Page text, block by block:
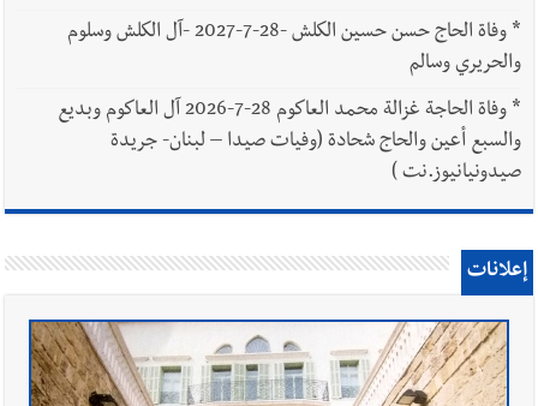
*
وفاة الحاج حسن حسين الكلش -28-7-2027 -آل الكلش وسلوم
والحريري وسالم
*
وفاة الحاجة غزالة محمد العاكوم 28-7-2026 آل العاكوم وبديع
والسبع أعين والحاج شحادة (وفيات صيدا – لبنان- جريدة
صيدونيانيوز.نت )
إعلانات